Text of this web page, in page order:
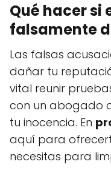
Qué hacer si
falsamente
Las falsas
dañar tu
vital reunir
con un abogado
tu inocencia. En
aquí para
necesitas para